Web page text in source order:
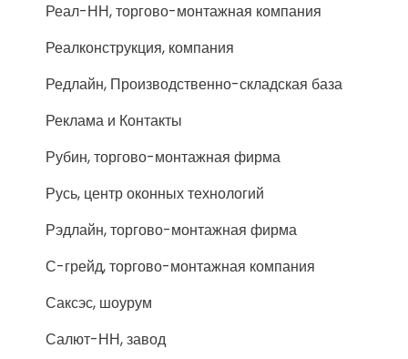
Реал-НН, торгово-монтажная компания
Реалконструкция, компания
Редлайн, Производственно-складская база
Реклама и Контакты
Рубин, торгово-монтажная фирма
Русь, центр оконных технологий
Рэдлайн, торгово-монтажная фирма
С-грейд, торгово-монтажная компания
Саксэс, шоурум
Салют-НН, завод